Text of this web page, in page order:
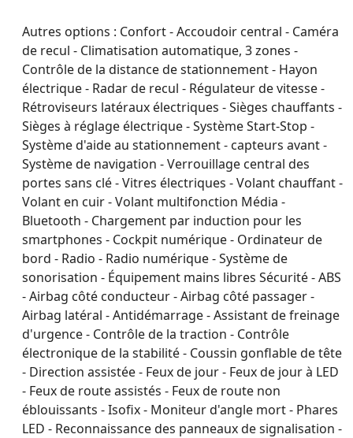
Autres options : Confort - Accoudoir central - Caméra
de recul - Climatisation automatique, 3 zones -
Contrôle de la distance de stationnement - Hayon
électrique - Radar de recul - Régulateur de vitesse -
Rétroviseurs latéraux électriques - Sièges chauffants -
Sièges à réglage électrique - Système Start-Stop -
Système d'aide au stationnement - capteurs avant -
Système de navigation - Verrouillage central des
portes sans clé - Vitres électriques - Volant chauffant -
Volant en cuir - Volant multifonction Média -
Bluetooth - Chargement par induction pour les
smartphones - Cockpit numérique - Ordinateur de
bord - Radio - Radio numérique - Système de
sonorisation - Équipement mains libres Sécurité - ABS
- Airbag côté conducteur - Airbag côté passager -
Airbag latéral - Antidémarrage - Assistant de freinage
d'urgence - Contrôle de la traction - Contrôle
électronique de la stabilité - Coussin gonflable de tête
- Direction assistée - Feux de jour - Feux de jour à LED
- Feux de route assistés - Feux de route non
éblouissants - Isofix - Moniteur d'angle mort - Phares
LED - Reconnaissance des panneaux de signalisation -